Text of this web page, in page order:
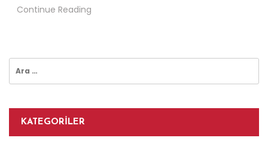
Continue Reading
Arama:
KATEGORILER